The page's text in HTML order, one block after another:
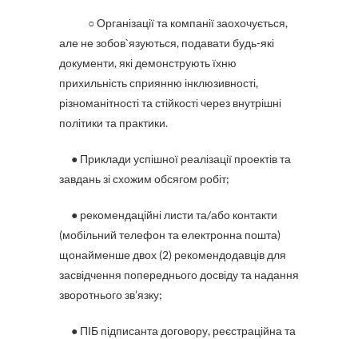
○ Організації та компанії заохочується,
але не зобов`язуються, подавати будь-які
документи, які демонструють їхню
прихильність сприянню інклюзивності,
різноманітності та стійкості через внутрішні
політики та практики.
● Приклади успішної реалізації проектів та
завдань зі схожим обсягом робіт;
● рекомендаційні листи та/або контакти
(мобільний телефон та електронна пошта)
щонайменше двох (2) рекомендодавців для
засвідчення попереднього досвіду та надання
зворотнього зв’язку;
● ПІБ підписанта договору, реєстраційна та